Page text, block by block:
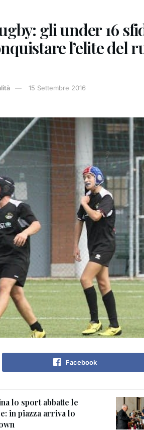
gli under 16
l’elite del
15 Settembre 2016
Facebook
lo sport abbatte le
in piazza arriva lo